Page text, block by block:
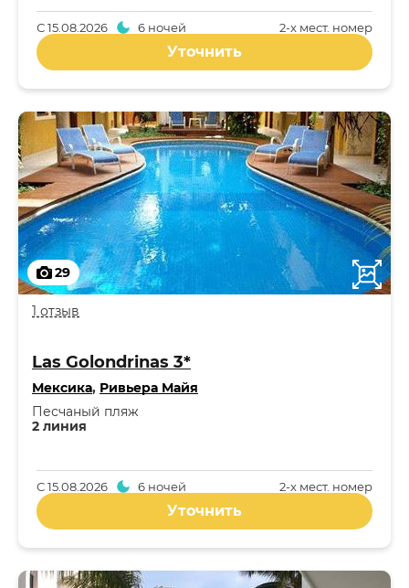
2-x мест. номер
С15.08.2026 6 ночей
Уточнить
29
1 отзыв
Las Golondrinas 3*
Мексика, Ривьера Майя
2 линия
Песчаный пляж
2-x мест. номер
С15.08.2026 6 ночей
Уточнить